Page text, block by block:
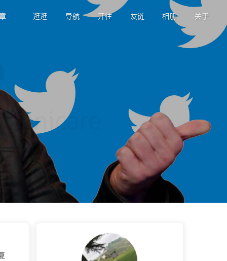
逛逛 导航 开往 友链 相册 关于